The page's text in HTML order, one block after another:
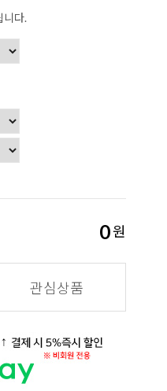
니다.
0원
관심상품